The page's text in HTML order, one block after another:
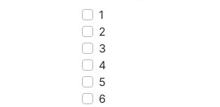
1
2
3
4
5
6